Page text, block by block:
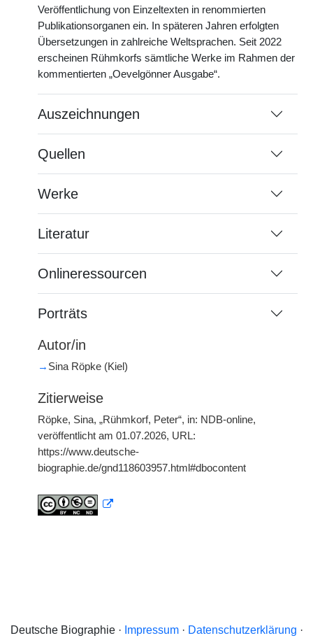
Veröffentlichung von Einzeltexten in renommierten
Publikationsorganen ein. In späteren Jahren erfolgten
Übersetzungen in zahlreiche Weltsprachen. Seit 2022
erscheinen Rühmkorfs sämtliche Werke im Rahmen der
kommentierten „Oevelgönner Ausgabe“.
Auszeichnungen
Quellen
Werke
Literatur
Onlineressourcen
Porträts
Autor/in
→ Sina Röpke (Kiel)
Zitierweise
Röpke, Sina, „Rühmkorf, Peter“, in: NDB-online,
veröffentlicht am 01.07.2026, URL:
https://www.deutsche-
biographie.de/gnd118603957.html#dbocontent
Deutsche Biographie · Impressum· Datenschutzerklärung ·